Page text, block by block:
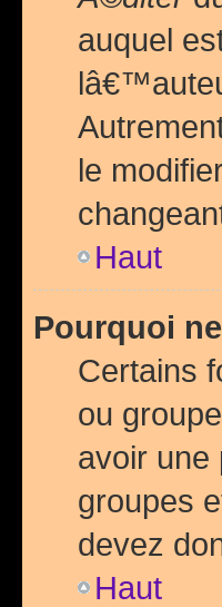
auquel
le
Haut
Pourquoi
Certains
ou
avoir une
groupes
devez
Haut